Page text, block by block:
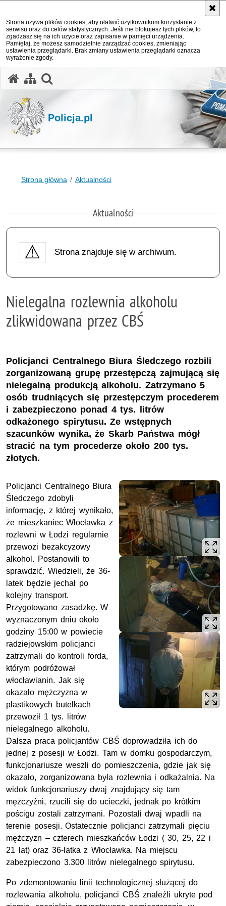
Strona używa plików cookies, aby ułatwić użytkownikom korzystanie z
serwisu oraz do celów statystycznych. Jeśli nie blokujesz tych plików, to
zgadzasz się na ich użycie oraz zapisanie w pamięci urządzenia.
Pamiętaj, że możesz samodzielnie zarządzać cookies, zmieniając
ustawienia przeglądarki. Brak zmiany ustawienia przeglądarki oznacza
wyrażenie zgody.
Policja.pl
Strona główna Aktualności
Aktualności
Strona znajduje się w archiwum.
Nielegalna rozlewnia alkoholu
zlikwidowana przez CBŚ
Policjanci Centralnego Biura Śledczego rozbili
zorganizowaną grupę przestępczą zajmującą się
nielegalną produkcją alkoholu. Zatrzymano 5
osób trudniących się przestępczym procederem
i zabezpieczono ponad 4 tys. litrów
odkażonego spirytusu. Ze wstępnych
szacunków wynika, że Skarb Państwa mógł
stracić na tym procederze około 200 tys.
złotych.
Policjanci Centralnego Biura
Śledczego zdobyli
informację, z której wynikało,
że mieszkaniec Włocławka z
rozlewni w Łodzi regularnie
przewozi bezakcyzowy
alkohol. Postanowili to
sprawdzić. Wiedzieli, że 36-
latek będzie jechał po
kolejny transport.
Przygotowano zasadzkę. W
wyznaczonym dniu około
godziny 15:00 w powiecie
radziejowskim policjanci
zatrzymali do kontroli forda,
którym podróżował
włocławianin. Jak się
okazało mężczyzna w
plastikowych butelkach
przewoził 1 tys. litrów
nielegalnego alkoholu.
Dalsza praca policjantów CBŚ doprowadziła ich do
jednej z posesji w Łodzi. Tam w domku gospodarczym,
funkcjonariusze weszli do pomieszczenia, gdzie jak się
okazało, zorganizowana była rozlewnia i odkażalnia. Na
widok funkcjonariuszy dwaj znajdujący się tam
mężczyźni, rzucili się do ucieczki, jednak po krótkim
pościgu zostali zatrzymani. Pozostali dwaj wpadli na
terenie posesji. Ostatecznie policjanci zatrzymali pięciu
mężczyzn – czterech mieszkańców Łodzi ( 30, 25, 22 i
21 lat) oraz 36-latka z Włocławka. Na miejscu
zabezpieczono 3.300 litrów nielegalnego spirytusu.
Po zdemontowaniu linii technologicznej służącej do
rozlewania alkoholu, policjanci CBŚ znaleźli ukryte pod